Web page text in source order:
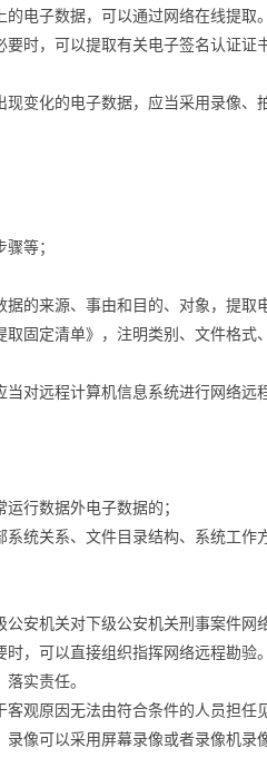
电子数据，可以通过网络在线提取。
时，可以提取有关电子签名认证证
变化的电子数据，应当采用录像、
等；
的来源、事由和目的、对象，提取
固定清单》，注明类别、文件格式
对远程计算机信息系统进行网络远
行数据外电子数据的；
统关系、文件目录结构、系统工作
安机关对下级公安机关刑事案件网
，可以直接组织指挥网络远程勘验。
实责任。
观原因无法由符合条件的人员担任
像可以采用屏幕录像或者录像机录